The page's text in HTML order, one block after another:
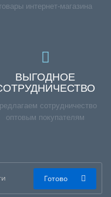
интернет-магазина
ВЫГОДНОЕ
сотрудничество
оптовым покупателям
Готово